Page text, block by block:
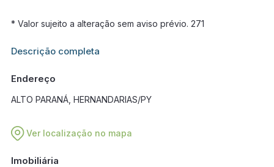
* Valor sujeito a alteração sem aviso prévio. 271
Informações adicionais sobre este imóvel estarão disponíveis
Descrição completa
Endereço
ALTO PARANÁ, HERNANDARIAS/PY
Ver localização no mapa
Imobiliária